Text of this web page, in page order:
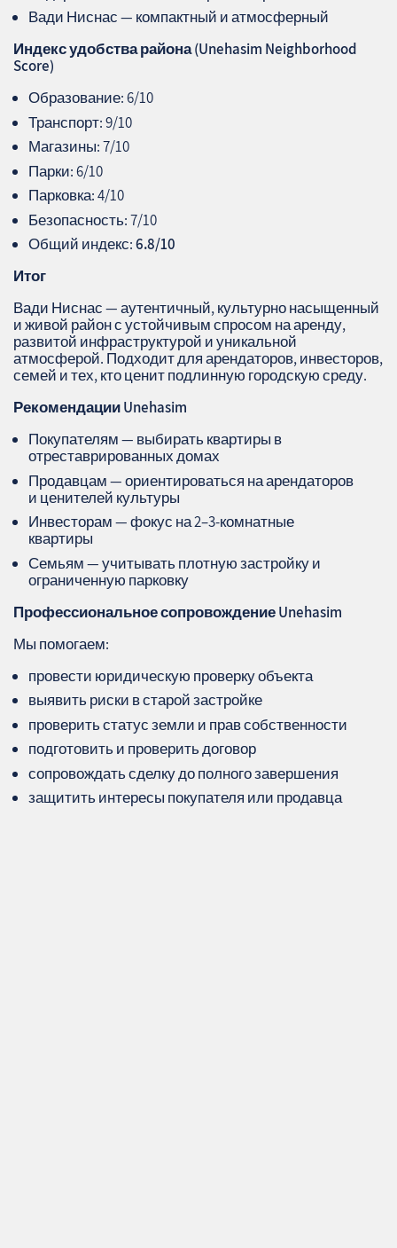
Вади Ниснас — компактный и атмосферный
Индекс удобства района (Unehasim Neighborhood
Score)
Образование: 6/10
Транспорт: 9/10
Магазины: 7/10
Парки: 6/10
Парковка: 4/10
Безопасность: 7/10
Общий индекс:6.8/10
Итог
Вади Ниснас — аутентичный, культурно насыщенный
и живой район с устойчивым спросом на аренду,
развитой инфраструктурой и уникальной
атмосферой. Подходит для арендаторов, инвесторов,
семей и тех, кто ценит подлинную городскую среду.
Рекомендации Unehasim
Покупателям — выбирать квартиры в
отреставрированных домах
Продавцам — ориентироваться на арендаторов
и ценителей культуры
Инвесторам — фокус на 2–3‑комнатные
квартиры
Семьям — учитывать плотную застройку и
ограниченную парковку
Профессиональное сопровождениеUnehasim
Мы помогаем:
провести юридическую проверку объекта
выявить риски в старой застройке
проверить статус земли и прав собственности
подготовить и проверить договор
сопровождать сделку до полного завершения
защитить интересы покупателя или продавца